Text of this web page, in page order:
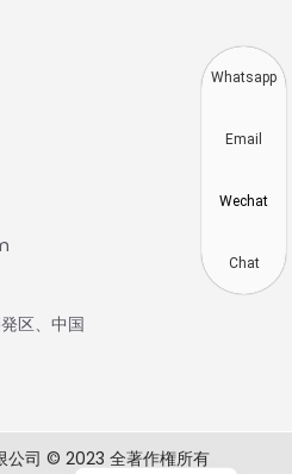
区、中国
公司 © 2023 全著作権所有
English
Vietnamese
Whatsapp
Email
Wechat
Chat